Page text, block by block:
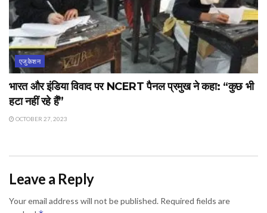
एजुकेशन
भारत और इंडिया विवाद पर NCERT पैनल प्रमुख ने कहा: “कुछ भी
हटा नहीं रहे हैं”
OCTOBER 27, 2023
Leave a Reply
Your email address will not be published. Required fields are